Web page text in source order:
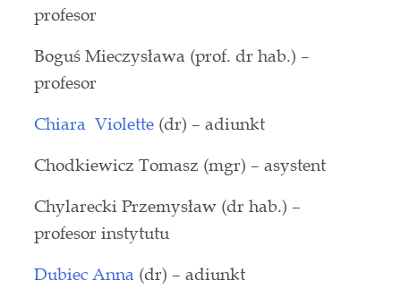
profesor
Boguś Mieczysława (prof. dr hab.) –
profesor
Chiara Violette (dr) – adiunkt
Chodkiewicz Tomasz (mgr) – asystent
Chylarecki Przemysław (dr hab.) –
profesor instytutu
Dubiec Anna (dr) – adiunkt